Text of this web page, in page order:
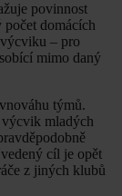
povinnost
počet domácích
– pro
mimo daný
týmů.
mladých
cíl je opět
z jiných klubů